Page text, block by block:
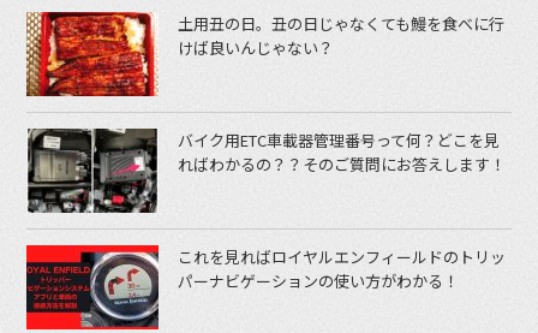
土用丑の日。丑の日じゃなくても鰻を食べに行
けば良いんじゃない？
バイク用ETC車載器管理番号って何？どこを見
ればわかるの？？そのご質問にお答えします！
これを見ればロイヤルエンフィールドのトリッ
パーナビゲーションの使い方がわかる！